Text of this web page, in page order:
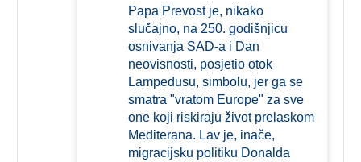
Papa Prevost je, nikako
slučajno, na 250. godišnjicu
osnivanja SAD-a i Dan
neovisnosti, posjetio otok
Lampedusu, simbolu, jer ga se
smatra "vratom Europe" za sve
one koji riskiraju život prelaskom
Mediterana. Lav je, inače,
migracijsku politiku Donalda